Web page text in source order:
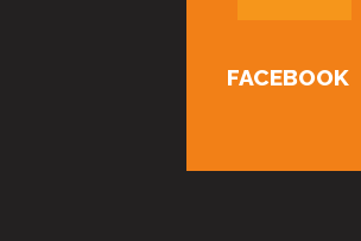
FACEBOOK